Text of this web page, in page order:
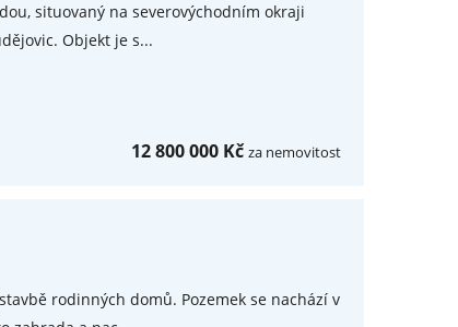
situovaný na severovýchodním okraji
Objekt je s...
12 800 000 Kč za nemovitost
rodinných domů. Pozemek se nachází v